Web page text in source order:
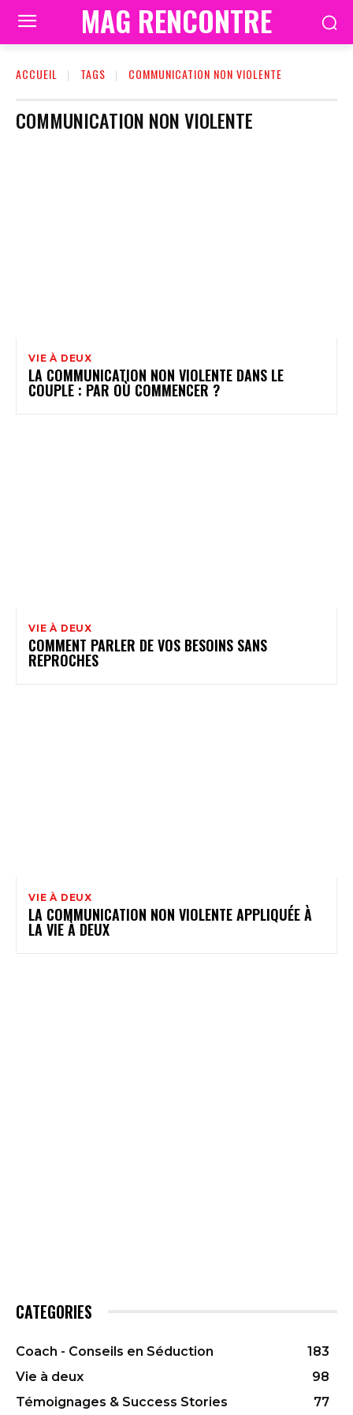
MAG RENCONTRE
ACCUEIL TAGS COMMUNICATION NON VIOLENTE
COMMUNICATION NON VIOLENTE
VIE À DEUX
LA COMMUNICATION NON VIOLENTE DANS LE
COUPLE : PAR OÙ COMMENCER ?
VIE À DEUX
COMMENT PARLER DE VOS BESOINS SANS
REPROCHES
VIE À DEUX
LA COMMUNICATION NON VIOLENTE APPLIQUÉE À
LA VIE À DEUX
CATEGORIES
Coach - Conseils en Séduction
183
Vie à deux
98
Témoignages & Success Stories
77